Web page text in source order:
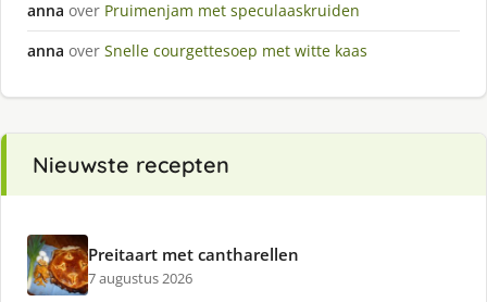
anna over Pruimenjam met speculaaskruiden
anna over Snelle courgettesoep met witte kaas
Nieuwste recepten
Preitaart met cantharellen
7 augustus 2026